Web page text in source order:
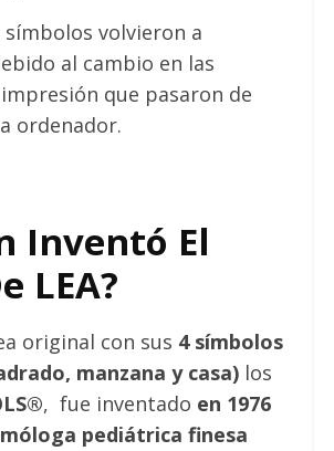
símbolos volvieron a
al cambio en las
que pasaron de
ordenador.
Inventó El
LEA?
original con sus 4 símbolos
manzana y casa)los
, fue inventado en 1976
pediátrica finesa